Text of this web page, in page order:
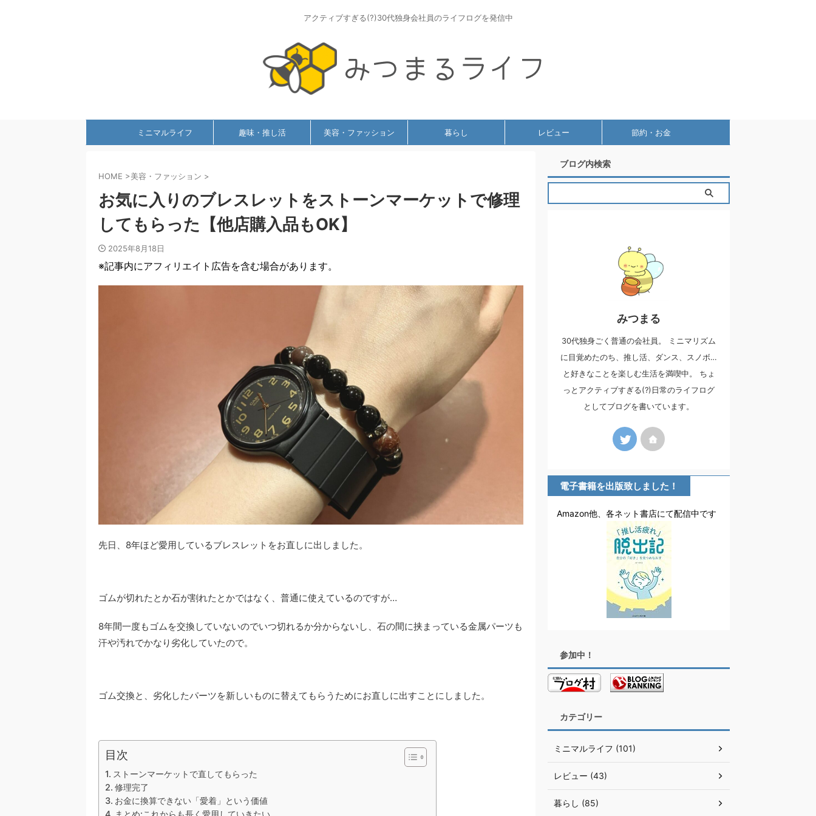
アクティブすぎる(?)30代独身会社員のライフログを発信中
ミニマルライフ 趣味・推し活 美容・ファッション 暮らし レビュー 節約・お金
HOME >美容・ファッション >
お気に入りのブレスレットをストーンマーケットで修理
してもらった【他店購入品もOK】
2025年8月18日
※記事内にアフィリエイト広告を含む場合があります。
先日、8年ほど愛用しているブレスレットをお直しに出しました。
ゴムが切れたとか石が割れたとかではなく、普通に使えているのですが…
8年間一度もゴムを交換していないのでいつ切れるか分からないし、石の間に挟まっている金属パーツも
汗や汚れでかなり劣化していたので。
ゴム交換と、劣化したパーツを新しいものに替えてもらうためにお直しに出すことにしました。
目次
ストーンマーケットで直してもらった
修理完了
お金に換算できない「愛着」という価値
まとめ:これからも長く愛用していきたい
ブログ内検索
みつまる
30代独身ごく普通の会社員。 ミニマリズム
に目覚めたのち、推し活、ダンス、スノボ…
と好きなことを楽しむ生活を満喫中。 ちょ
っとアクティブすぎる(?)日常のライフログ
としてブログを書いています。
電子書籍を出版致しました！
Amazon他、各ネット書店にて配信中です
参加中！
カテゴリー
ミニマルライフ (101)
レビュー (43)
暮らし (85)